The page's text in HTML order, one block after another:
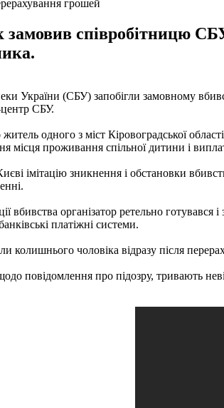
грошей
замовив співробітницю
України (СБУ) запобігли замовному
СБУ.
одного з міст Кіровоградської
місця проживання спільної дитини і
імітацію зникнення і обстановки
вбивства організатор ретельно
платіжні системи.
колишнього чоловіка відразу після
повідомлення про підозру, тривають